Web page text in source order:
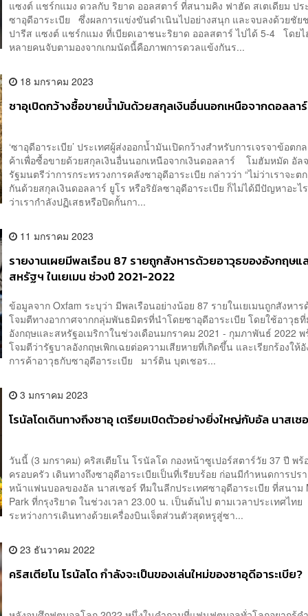
แซงต์ แชร์กแมง ดวลกับ ริยาด ออลสตาร์ ที่สนามคิง ฟาฮัด สเตเดียม ปร
ซาอุดีอาระเบีย ซึ่งผลการแข่งขันดำเนินไปอย่างสนุก และจบลงด้วยชัย
ปารีส แซงต์ แชร์กแมง ที่เบียดเอาชนะริยาด ออลสตาร์ ไปได้ 5-4 โดย
หลายคนจับตามองจากเกมนัดนี้คือภาพการดวลแข้งกันร...
18 มกราคม 2023
ซาอุเปิดกว้างซื้อขายน้ำมันด้วยสกุลเงินอื่นนอกเหนือจากดอลลาร์
‘ซาอุดีอาระเบีย’ ประเทศผู้ส่งออกน้ำมันเปิดกว้างสำหรับการเจรจาข้อตก
ค้าเพื่อซื้อขายด้วยสกุลเงินอื่นนอกเหนือจากเงินดอลลาร์ โมฮัมหมัด อัล
รัฐมนตรีว่าการกระทรวงการคลังซาอุดีอาระเบีย กล่าวว่า “ไม่ว่าเราจะต
กันด้วยสกุลเงินดอลลาร์ ยูโร หรือริยัลซาอุดีอาระเบีย ก็ไม่ได้มีปัญหาอะไ
ว่าเรากำลังปฏิเสธหรือปิดกั้นกา...
11 มกราคม 2023
รายงานเผยมีพลเรือน 87 รายถูกสังหารด้วยอาวุธของอังกฤษแ
สหรัฐฯ ในเยเมน ช่วงปี 2021-2022
ข้อมูลจาก Oxfam ระบุว่า มีพลเรือนอย่างน้อย 87 รายในเยเมนถูกสังหาร
โจมตีทางอากาศจากกลุ่มพันธมิตรที่นำโดยซาอุดีอาระเบีย โดยใช้อาวุธ
อังกฤษและสหรัฐอเมริกาในช่วงเดือนมกราคม 2021 - กุมภาพันธ์ 2022
โจมตีว่ารัฐบาลอังกฤษเพิกเฉยต่อความเสียหายที่เกิดขึ้น และเรียกร้องให้
การค้าอาวุธกับซาอุดีอาระเบีย มาร์ติน บุตเชอร...
3 มกราคม 2023
โรนัลโดเดินทางถึงซาอุ เตรียมเปิดตัวอย่างยิ่งใหญ่กับอัล นาสเซ
วันนี้ (3 มกราคม) คริสเตียโน โรนัลโด กองหน้าซูเปอร์สตาร์วัย 37 ปี พร้
ครอบครัว เดินทางถึงซาอุดีอาระเบียเป็นที่เรียบร้อย ก่อนมีกำหนดการปร
หน้าแฟนบอลของอัล นาสเซอร์ ทีมในลีกประเทศซาอุดีอาระเบีย ที่สนาม
Park ที่กรุงริยาด ในช่วงเวลา 23.00 น. เป็นต้นไป ตามเวลาประเทศไท
ระหว่างการเดินทางด้วยเครื่องบินเจ็ตส่วนตัวสุดหรูสู่ซา...
23 ธันวาคม 2022
คริสเตียโน โรนัลโด กำลังจะเป็นของเล่นใหม่ของซาอุดีอาระเบีย?